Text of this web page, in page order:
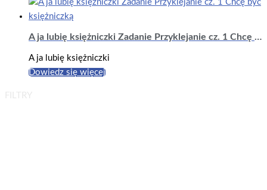
A ja lubię księżniczki Zadanie Przyklejanie cz. 1 Chcę być księżniczką
A ja lubię księżniczki
Dowiedz się więcej